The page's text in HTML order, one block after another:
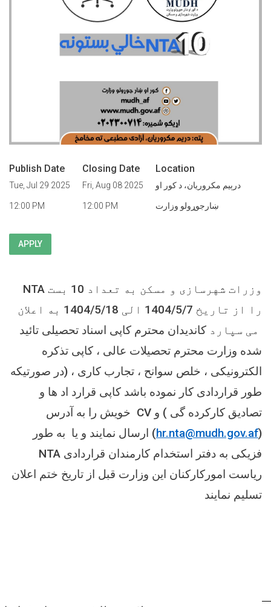
Publish Date
Tue, Jul 29 2025
12:00 PM
Closing Date
Fri, Aug 08 2025
12:00 PM
Location
درېيم مکروریان، د کور او
ښارجوړولو وزارت
APPLY
وزرات شهرسازی و مسکن به تعداد 10 بست
NTA
را از تاریخ 1404/5/7 الی 1404/5/18 به اعلان
می سپارد کاندیدان محترم کاپی اسناد تحصیلی تائید
شده وزارت محترم تحصیلات عالی ، کاپی تذکره
الکترونیکی ، خلص سوانح ، تجارب کاری ، (در صورتیکه
طور قراردادی کار نموده باشد کاپی قرارد اد ها و
تصادیق کارکرده گی ) و CV خویش را به آدرس
(
hr.nta@mudh.gov.af) ارسال نمایند و یا به طور
فزیکی به دفتر استخدام کارمندان قراردادی NTA
ریاست امورکارکنان این وزارت قبل از تاریخ ختم اعلان
تسلیم نمایند